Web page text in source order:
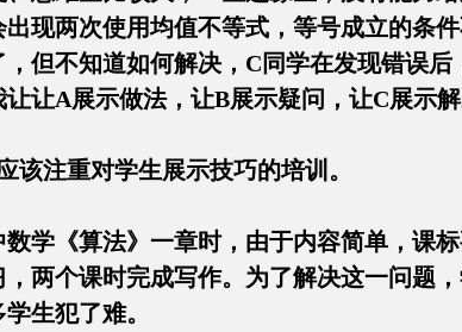
出现两次使用均值不等式，等号成立的条
，但不知道如何解决，C同学在发现错误
让让A展示做法，让B展示疑问，让C展
应该注重对学生展示技巧的培训。
学《算法》一章时，由于内容简单，课
，两个课时完成写作。为了解决这一问题
学生犯了难。